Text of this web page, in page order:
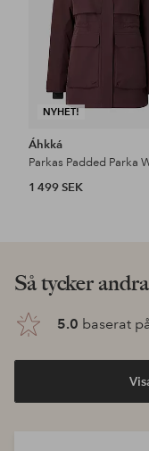
NYHET!
Áhkká
1 499 SEK
Så tycker andra
5.0 baserat